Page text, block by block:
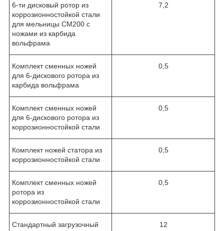
6-ти дисковый ротор из
коррозионностойкой стали
для мельницы CM200 с
ножами из карбида
вольфрама
7,2
Комплект сменных ножей
для 6-дискового ротора из
карбида вольфрама
0,5
Комплект сменных ножей
для 6-дискового ротора из
коррозионностойкой стали
0,5
Комплект ножей статора из
коррозионностойкой стали
0,5
Комплект сменных ножей
ротора из
коррозионностойкой стали
0,5
Стандартный загрузочный
12